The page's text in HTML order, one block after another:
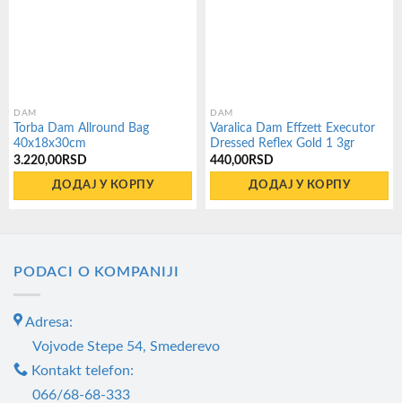
DAM
Torba Dam Allround Bag
40x18x30cm
3.220,00 RSD
ДОДАЈ У КОРПУ
DAM
Varalica Dam Effzett Executor
Dressed Reflex Gold 1 3gr
440,00 RSD
ДОДАЈ У КОРПУ
PODACI O KOMPANIJI
Adresa:
Vojvode Stepe 54, Smederevo
Kontakt telefon:
066/68-68-333